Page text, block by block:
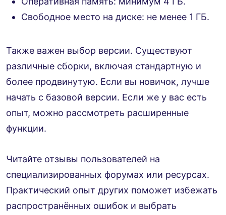
Свободное место на диске: не менее 1 ГБ.
Также важен выбор версии. Существуют
различные сборки, включая стандартную и
более продвинутую. Если вы новичок, лучше
начать с базовой версии. Если же у вас есть
опыт, можно рассмотреть расширенные
функции.
Читайте отзывы пользователей на
специализированных форумах или ресурсах.
Практический опыт других поможет избежать
распространённых ошибок и выбрать